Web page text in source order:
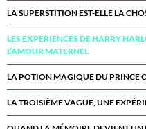
LA SUPERSTITION EST-ELLE LA
LES EXPÉRIENCES DE HARRY
L’AMOUR MATERNEL
LA POTION MAGIQUE DU PRINCE
LA TROISIÈME VAGUE, UNE